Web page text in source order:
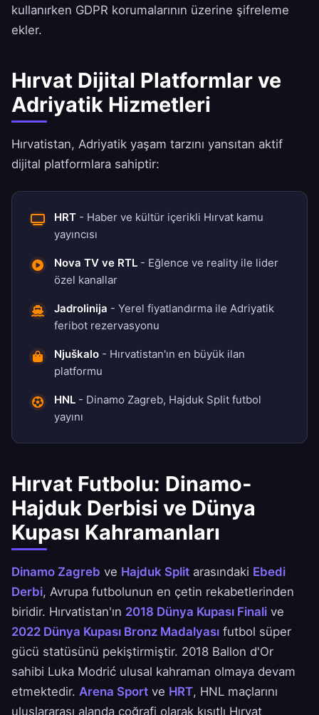
kullanırken GDPR korumalarının üzerine şifreleme
ekler.
Hırvat Dijital Platformlar ve
Adriyatik Hizmetleri
Hırvatistan, Adriyatik yaşam tarzını yansıtan aktif
dijital platformlara sahiptir:
HRT - Haber ve kültür içerikli Hırvat kamu
yayıncısı
Nova TV ve RTL - Eğlence ve reality ile lider
özel kanallar
Jadrolinija - Yerel fiyatlandırma ile Adriyatik
feribot rezervasyonu
Njuškalo - Hırvatistan'ın en büyük ilan
platformu
HNL - Dinamo Zagreb, Hajduk Split futbol
yayını
Hırvat Futbolu: Dinamo-
Hajduk Derbisi ve Dünya
Kupası Kahramanları
Dinamo Zagreb ve Hajduk Split arasındaki Ebedi
Derbi, Avrupa futbolunun en çetin rekabetlerinden
biridir. Hırvatistan'ın 2018 Dünya Kupası Finali ve
2022 Dünya Kupası Bronz Madalyası futbol süper
gücü statüsünü pekiştirmiştir. 2018 Ballon d'Or
sahibi Luka Modrić ulusal kahraman olmaya devam
etmektedir. Arena Sport ve HRT, HNL maçlarını
uluslararası alanda coğrafi olarak kısıtlı Hırvat